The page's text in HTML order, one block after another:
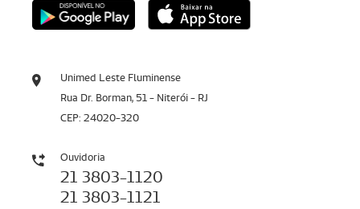
Unimed Leste Fluminense
Rua Dr. Borman, 51 - Niterói - RJ
CEP: 24020-320
Ouvidoria
21 3803-1120
21 3803-1121